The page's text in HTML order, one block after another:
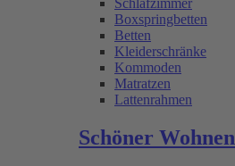
Boxspringbetten
Betten
Kleiderschränke
Kommoden
Matratzen
Lattenrahmen
Schöner Wohnen